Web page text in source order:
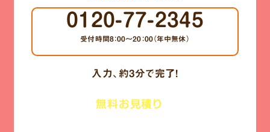
0120-77-2345
受付時間8：00～20：00（年中無休）
入力、 約3分で完了!
無料お見積り